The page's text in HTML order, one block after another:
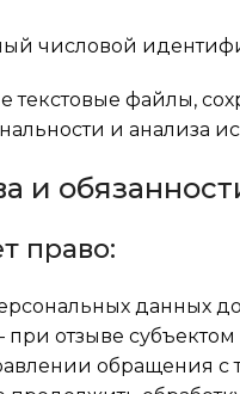
числовой
файлы,
и анализа
и
право:
отзыве
обращения